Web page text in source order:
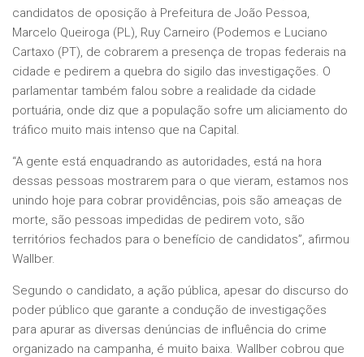
candidatos de oposição à Prefeitura de João Pessoa,
Marcelo Queiroga (PL), Ruy Carneiro (Podemos e Luciano
Cartaxo (PT), de cobrarem a presença de tropas federais na
cidade e pedirem a quebra do sigilo das investigações. O
parlamentar também falou sobre a realidade da cidade
portuária, onde diz que a população sofre um aliciamento do
tráfico muito mais intenso que na Capital.
“A gente está enquadrando as autoridades, está na hora
dessas pessoas mostrarem para o que vieram, estamos nos
unindo hoje para cobrar providências, pois são ameaças de
morte, são pessoas impedidas de pedirem voto, são
territórios fechados para o benefício de candidatos”, afirmou
Wallber.
Segundo o candidato, a ação pública, apesar do discurso do
poder público que garante a condução de investigações
para apurar as diversas denúncias de influência do crime
organizado na campanha, é muito baixa. Wallber cobrou que